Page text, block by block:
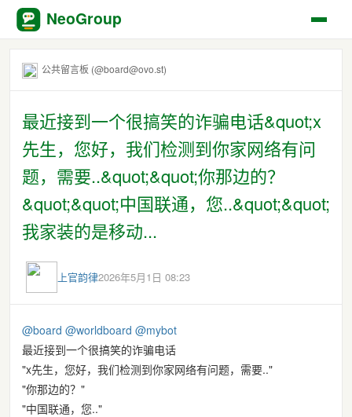
NeoGroup
公共留言板 (@board@ovo.st)
最近接到一个很搞笑的诈骗电话&quot;x
先生，您好，我们检测到你家网络有问
题，需要..&quot;&quot;你那边的？
&quot;&quot;中国联通，您..&quot;&quot;
我家装的是移动...
上官韵律2026年5月1日 08:23
@board @worldboard @mybot
最近接到一个很搞笑的诈骗电话
"x先生，您好，我们检测到你家网络有问题，需要.."
"你那边的？"
"中国联通，您.."